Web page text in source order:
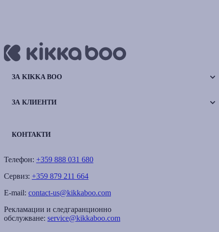
ЗА KIKKA BOO
ЗА КЛИЕНТИ
КОНТАКТИ
Телефон: +359 888 031 680
Сервиз: +359 879 211 664
E-mail: contact-us@kikkaboo.com
Рекламации и следгаранционно
обслужване: service@kikkaboo.com